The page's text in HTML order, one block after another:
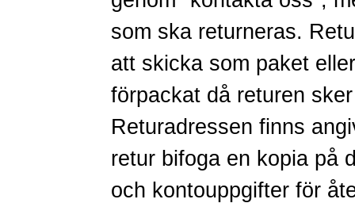
som ska returneras.
att skicka som paket
förpackat då returen
Returadressen finns
retur bifoga en kopia på
och kontouppgifter för